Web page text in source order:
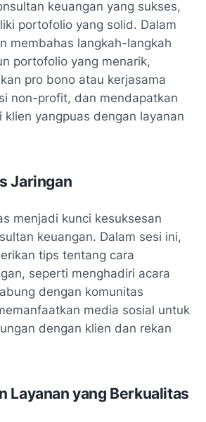
keuangan yang sukses,
portofolio yang solid. Dalam
membahas langkah-langkah
portofolio yang menarik,
pro bono atau kerjasama
non-profit, dan mendapatkan
klien yangpuas dengan layanan
Jaringan
menjadi kunci kesuksesan
keuangan. Dalam sesi ini,
tips tentang cara
seperti menghadiri acara
dengan komunitas
media sosial untuk
dengan klien dan rekan
Layanan yang Berkualitas